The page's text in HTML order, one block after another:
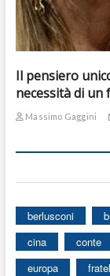
Il pensiero
necessità di
Massimo Gaggini
berlusconi
cina
conte
europa